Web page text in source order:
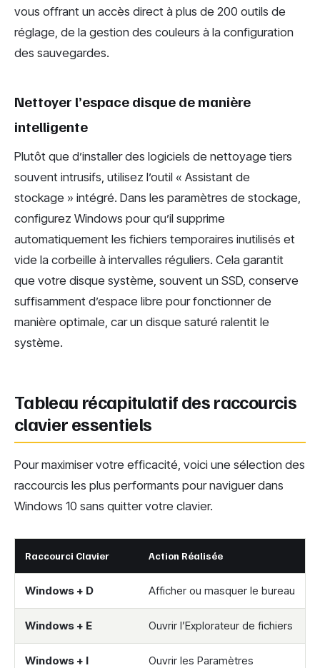
vous offrant un accès direct à plus de 200 outils de
réglage, de la gestion des couleurs à la configuration
des sauvegardes.
Nettoyer l’espace disque de manière
intelligente
Plutôt que d’installer des logiciels de nettoyage tiers
souvent intrusifs, utilisez l’outil « Assistant de
stockage » intégré. Dans les paramètres de stockage,
configurez Windows pour qu’il supprime
automatiquement les fichiers temporaires inutilisés et
vide la corbeille à intervalles réguliers. Cela garantit
que votre disque système, souvent un SSD, conserve
suffisamment d’espace libre pour fonctionner de
manière optimale, car un disque saturé ralentit le
système.
Tableau récapitulatif des raccourcis
clavier essentiels
Pour maximiser votre efficacité, voici une sélection des
raccourcis les plus performants pour naviguer dans
Windows 10 sans quitter votre clavier.
Raccourci Clavier Action Réalisée
Windows + D Afficher ou masquer le bureau
Windows + E Ouvrir l’Explorateur de fichiers
Windows + I Ouvrir les Paramètres